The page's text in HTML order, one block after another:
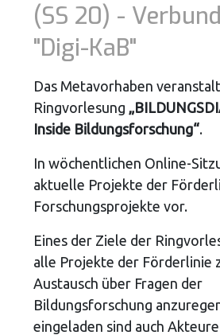
(SS 20) -
"Digi-KaB"
Das Metavorhaben
Ringvorlesung
Inside Bildungsforschung“.
In wöchentlichen Online-
aktuelle Projekte der
Forschungsprojekte vor.
Eines der Ziele der
alle Projekte der Förderlinie
Austausch über Fragen der
Bildungsforschung
eingeladen sind auch